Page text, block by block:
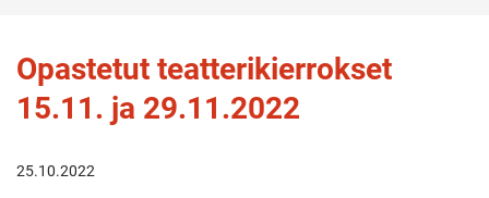
Opastetut teatterikierrokset
15.11. ja 29.11.2022
25.10.2022